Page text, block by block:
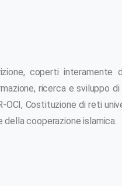
coperti interamente
ricerca e sviluppo
OCI, Costituzione di reti
della cooperazione islamica.